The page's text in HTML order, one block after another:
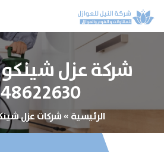
شركة عزل
الرئيسية»شركات عزل